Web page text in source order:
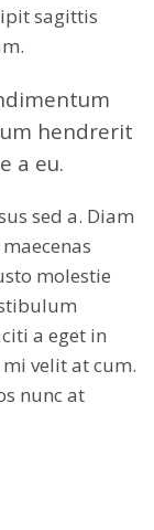
sagittis
hendrerit
a eu.
sed a. Diam
molestie
a eget in
velit at cum.
nunc at